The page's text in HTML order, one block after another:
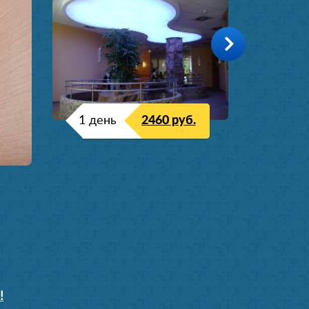
1 день 2460 руб.